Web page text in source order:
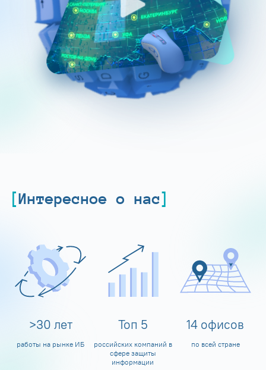
Интересное о нас
>30 лет
работы на рынке ИБ
Топ 5
российских компаний в
сфере защиты
информации
14 офисов
по всей стране